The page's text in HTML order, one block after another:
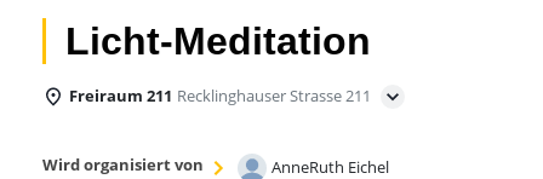
Licht-Meditation
Freiraum 211 Recklinghauser Strasse 211
Wird organisiert von AnneRuth Eichel